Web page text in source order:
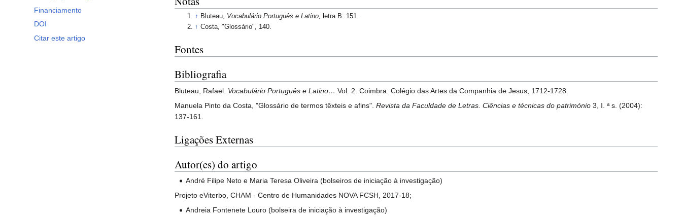
Financiamento
DOI
Citar este artigo
↑ Bluteau, Vocabulário Português e Latino,
letra B: 151.
↑ Costa, "Glossário", 140.
Fontes
Bibliografia
Bluteau, Rafael. Vocabulário Português e Latino… Vol. 2. Coimbra: Colégio das Artes da Companhia de Jesus, 1712-1728.
Manuela Pinto da Costa, "Glossário de termos têxteis e afins". Revista da Faculdade de Letras. Ciências e técnicas do património 3, I. ª s. (2004):
137-161.
Ligações Externas
Autor(es) do artigo
André Filipe Neto e Maria Teresa Oliveira (bolseiros de iniciação à investigação)
Projeto eViterbo, CHAM - Centro de Humanidades NOVA FCSH, 2017-18;
Andreia Fontenete Louro (bolseira de iniciação à investigação)